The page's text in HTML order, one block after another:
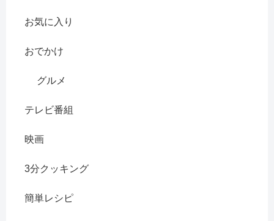
お気に入り
おでかけ
グルメ
テレビ番組
映画
3分クッキング
簡単レシピ